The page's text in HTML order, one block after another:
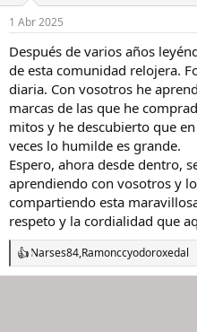
d
o
r
e
l
h
i
l
o
i
n
c
o
1 Abr 2025
Después de varios años
de esta comunidad relojera.
diaria. Con vosotros he
marcas de las que he
mitos y he descubierto que
veces lo humilde es grande.
Espero, ahora desde dentro,
aprendiendo con vosotros y
compartiendo esta
respeto y la cordialidad que
R
e
Narses84,Ramonccyodoroxedal